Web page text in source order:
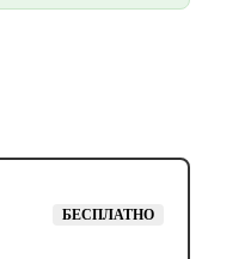
БЕСПЛАТНО